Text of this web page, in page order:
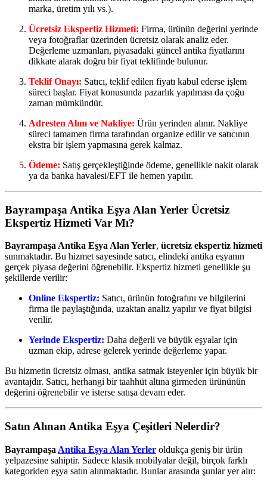
marka, üretim yılı vs.).
Ücretsiz Ekspertiz Hizmeti: Firma, ürünün değerini yerinde
veya fotoğraflar üzerinden ücretsiz olarak analiz eder.
Değerleme uzmanları, piyasadaki güncel antika fiyatlarını
dikkate alarak doğru bir fiyat teklifinde bulunur.
Teklif Onayı: Satıcı, teklif edilen fiyatı kabul ederse işlem
süreci başlar. Fiyat konusunda pazarlık yapılması da çoğu
zaman mümkündür.
Adresten Alım ve Nakliye: Ürün yerinden alınır. Nakliye
süreci tamamen firma tarafından organize edilir ve satıcının
ekstra bir işlem yapmasına gerek kalmaz.
Ödeme: Satış gerçekleştiğinde ödeme, genellikle nakit olarak
ya da banka havalesi/EFT ile hemen yapılır.
Bayrampaşa Antika Eşya Alan Yerler Ücretsiz
Ekspertiz Hizmeti Var Mı?
Bayrampaşa Antika Eşya Alan Yerler, ücretsiz ekspertiz hizmeti
sunmaktadır. Bu hizmet sayesinde satıcı, elindeki antika eşyanın
gerçek piyasa değerini öğrenebilir. Ekspertiz hizmeti genellikle şu
şekillerde verilir:
Online Ekspertiz: Satıcı, ürünün fotoğrafını ve bilgilerini
firma ile paylaştığında, uzaktan analiz yapılır ve fiyat bilgisi
verilir.
Yerinde Ekspertiz: Daha değerli ve büyük eşyalar için
uzman ekip, adrese gelerek yerinde değerleme yapar.
Bu hizmetin ücretsiz olması, antika satmak isteyenler için büyük bir
avantajdır. Satıcı, herhangi bir taahhüt altına girmeden ürününün
değerini öğrenebilir ve isterse satışa devam eder.
Satın Alınan Antika Eşya Çeşitleri Nelerdir?
Bayrampaşa Antika Eşya Alan Yerler oldukça geniş bir ürün
yelpazesine sahiptir. Sadece klasik mobilyalar değil, birçok farklı
kategoriden eşya satın alınmaktadır. Bunlar arasında şunlar yer alır: